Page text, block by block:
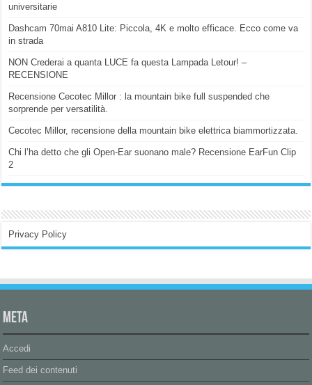
universitarie
Dashcam 70mai A810 Lite: Piccola, 4K e molto efficace. Ecco come va
in strada
NON Crederai a quanta LUCE fa questa Lampada Letour! –
RECENSIONE
Recensione Cecotec Millor : la mountain bike full suspended che
sorprende per versatilità.
Cecotec Millor, recensione della mountain bike elettrica biammortizzata.
Chi l’ha detto che gli Open-Ear suonano male? Recensione EarFun Clip
2
Privacy Policy
Meta
Accedi
Feed dei contenuti